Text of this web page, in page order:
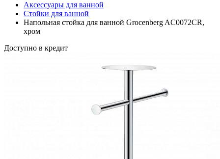
Аксессуары для ванной
Стойки для ванной
Напольная стойка для ванной Grocenberg AC0072CR,
хром
Доступно в кредит